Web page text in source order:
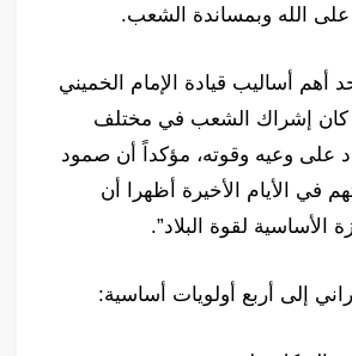
على الله وبمساندة الشعب.
أهم أساليب قيادة الإمام الخميني
كان إشراك الشعب في مختلف
على وعيه وقوته، مؤكداً أن صمود
في الأيام الأخيرة أظهرا أن
الأساسية لقوة البلاد”.
إلى أربع أولويات أساسية: